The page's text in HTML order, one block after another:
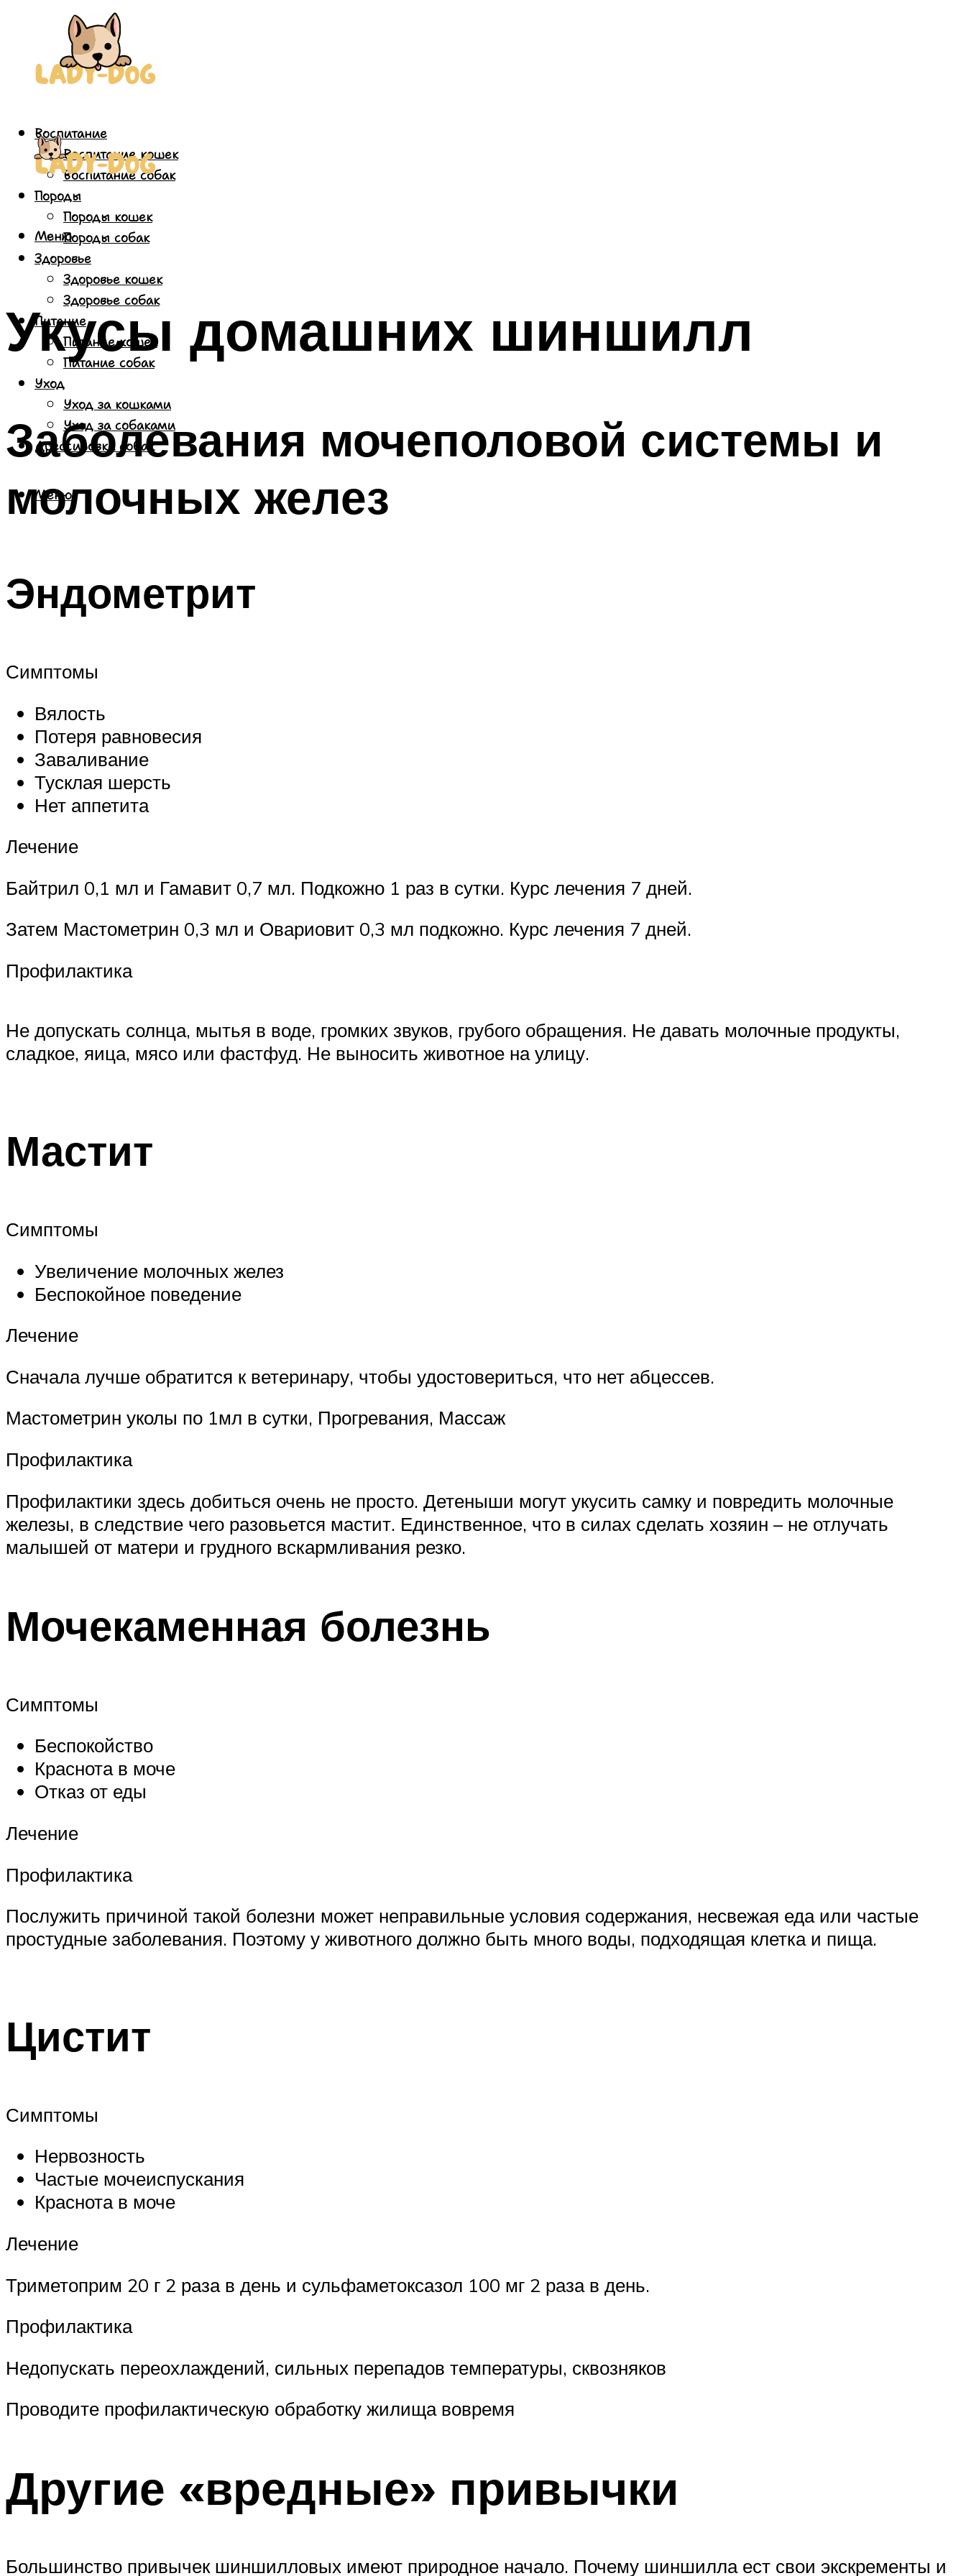
Воспитание
Воспитание кошек
Воспитание собак
Породы
Породы кошек
Породы собак
Здоровье
Здоровье кошек
Здоровье собак
Питание
Питание кошек
Питание собак
Уход
Уход за кошками
Уход за собаками
Дрессировка собак
Меню
Меню
Укусы домашних шиншилл
Заболевания мочеполовой системы и
молочных желез
Эндометрит
Симптомы
Вялость
Потеря равновесия
Заваливание
Тусклая шерсть
Нет аппетита
Лечение
Байтрил 0,1 мл и Гамавит 0,7 мл. Подкожно 1 раз в сутки. Курс лечения 7 дней.
Затем Мастометрин 0,3 мл и Овариовит 0,3 мл подкожно. Курс лечения 7 дней.
Профилактика
Не допускать солнца, мытья в воде, громких звуков, грубого обращения. Не давать молочные продукты,
сладкое, яица, мясо или фастфуд. Не выносить животное на улицу.
Мастит
Симптомы
Увеличение молочных желез
Беспокойное поведение
Лечение
Сначала лучше обратится к ветеринару, чтобы удостовериться, что нет абцессев.
Мастометрин уколы по 1мл в сутки, Прогревания, Массаж
Профилактика
Профилактики здесь добиться очень не просто. Детеныши могут укусить самку и повредить молочные
железы, в следствие чего разовьется мастит. Единственное, что в силах сделать хозяин – не отлучать
малышей от матери и грудного вскармливания резко.
Мочекаменная болезнь
Симптомы
Беспокойство
Краснота в моче
Отказ от еды
Лечение
Профилактика
Послужить причиной такой болезни может неправильные условия содержания, несвежая еда или частые
простудные заболевания. Поэтому у животного должно быть много воды, подходящая клетка и пища.
Цистит
Симптомы
Нервозность
Частые мочеиспускания
Краснота в моче
Лечение
Триметоприм 20 г 2 раза в день и сульфаметоксазол 100 мг 2 раза в день.
Профилактика
Недопускать переохлаждений, сильных перепадов температуры, сквозняков
Проводите профилактическую обработку жилища вовремя
Другие «вредные» привычки
Большинство привычек шиншилловых имеют природное начало. Почему шиншилла ест свои экскременты и